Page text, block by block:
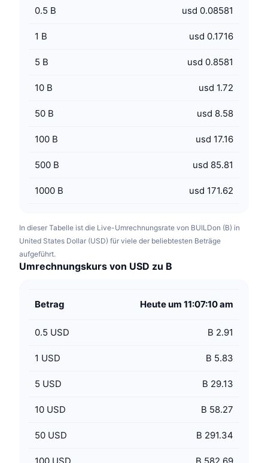
0.5 B usd 0.08581
1 B usd 0.1716
5 B usd 0.8581
10 B usd 1.72
50 B usd 8.58
100 B usd 17.16
500 B usd 85.81
1000 B usd 171.62
In dieser Tabelle ist die Live-Umrechnungsrate von BUILDon (B) in
United States Dollar (USD) für viele der beliebtesten Beträge
aufgeführt.
Umrechnungskurs von USD zu B
Betrag Heute um 11:07:10 am
0.5 USD B 2.91
1 USD B 5.83
5 USD B 29.13
10 USD B 58.27
50 USD B 291.34